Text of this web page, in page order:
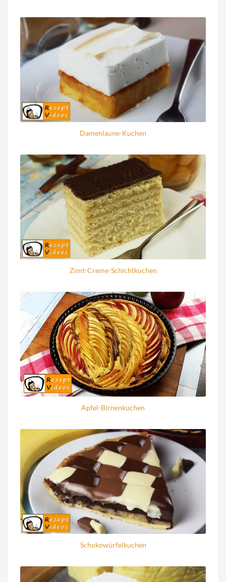
Damenlaune-Kuchen
Zimt-Creme-Schichtkuchen
Apfel-Birnenkuchen
Schokowürfelkuchen